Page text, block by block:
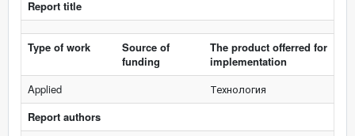
Report title
Type of work
Source of
funding
The product offerred for
implementation
Applied
Технология
Report authors